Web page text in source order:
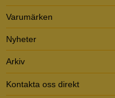
Varumärken
Nyheter
Arkiv
Kontakta oss direkt